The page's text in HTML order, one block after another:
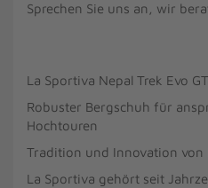
Sprechen Sie uns an, wir
La Sportiva Nepal Trek Evo
Robuster Bergschuh für
Hochtouren
Tradition und Innovation von
La Sportiva gehört seit